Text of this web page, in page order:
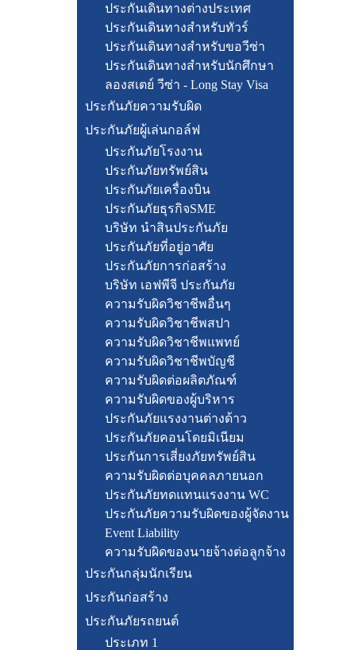
ประกันเดินทางต่างประเทศ
ประกันเดินทางสำหรับทัวร์
ประกันเดินทางสำหรับขอวีซ่า
ประกันเดินทางสำหรับนักศึกษา
ลองสเตย์ วีซ่า - Long Stay Visa
ประกันภัยความรับผิด
ประกันภัยผู้เล่นกอล์ฟ
ประกันภัยโรงงาน
ประกันภัยทรัพย์สิน
ประกันภัยเครื่องบิน
ประกันภัยธุรกิจSME
บริษัท นำสินประกันภัย
ประกันภัยที่อยู่อาศัย
ประกันภัยการก่อสร้าง
บริษัท เอฟพีจี ประกันภัย
ความรับผิดวิชาชีพอื่นๆ
ความรับผิดวิชาชีพสปา
ความรับผิดวิชาชีพแพทย์
ความรับผิดวิชาชีพบัญชี
ความรับผิดต่อผลิตภัณฑ์
ความรับผิดของผู้บริหาร
ประกันภัยแรงงานต่างด้าว
ประกันภัยคอนโดยมิเนียม
ประกันการเสี่ยงภัยทรัพย์สิน
ความรับผิดต่อบุคคลภายนอก
ประกันภัยทดแทนแรงงาน WC
ประกันภัยความรับผิดของผู้จัดงาน
Event Liability
ความรับผิดของนายจ้างต่อลูกจ้าง
ประกันกลุ่มนักเรียน
ประกันก่อสร้าง
ประกันภัยรถยนต์
ประเภท 1